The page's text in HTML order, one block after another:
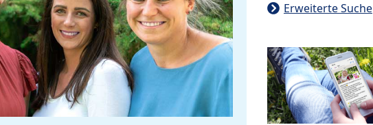
Erweiterte Suche